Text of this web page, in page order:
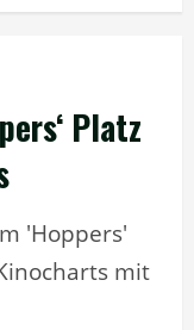
Platz
'Hoppers'
mit